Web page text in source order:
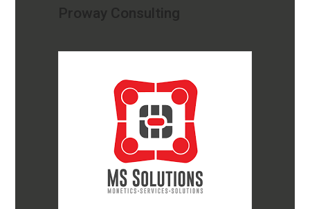
Proway Consulting